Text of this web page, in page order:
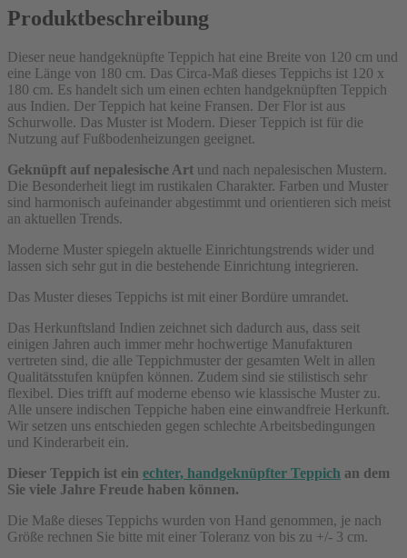
Produktbeschreibung
Dieser neue handgeknüpfte Teppich hat eine Breite von 120 cm und
eine Länge von 180 cm. Das Circa-Maß dieses Teppichs ist 120 x
180 cm. Es handelt sich um einen echten handgeknüpften Teppich
aus Indien. Der Teppich hat keine Fransen. Der Flor ist aus
Schurwolle. Das Muster ist Modern. Dieser Teppich ist für die
Nutzung auf Fußbodenheizungen geeignet.
Geknüpft auf nepalesische Art und nach nepalesischen Mustern.
Die Besonderheit liegt im rustikalen Charakter. Farben und Muster
sind harmonisch aufeinander abgestimmt und orientieren sich meist
an aktuellen Trends.
Moderne Muster spiegeln aktuelle Einrichtungstrends wider und
lassen sich sehr gut in die bestehende Einrichtung integrieren.
Das Muster dieses Teppichs ist mit einer Bordüre umrandet.
Das Herkunftsland Indien zeichnet sich dadurch aus, dass seit
einigen Jahren auch immer mehr hochwertige Manufakturen
vertreten sind, die alle Teppichmuster der gesamten Welt in allen
Qualitätsstufen knüpfen können. Zudem sind sie stilistisch sehr
flexibel. Dies trifft auf moderne ebenso wie klassische Muster zu.
Alle unsere indischen Teppiche haben eine einwandfreie Herkunft.
Wir setzen uns entschieden gegen schlechte Arbeitsbedingungen
und Kinderarbeit ein.
Dieser Teppich ist ein echter, handgeknüpfter Teppich an dem
Sie viele Jahre Freude haben können.
Die Maße dieses Teppichs wurden von Hand genommen, je nach
Größe rechnen Sie bitte mit einer Toleranz von bis zu +/- 3 cm.